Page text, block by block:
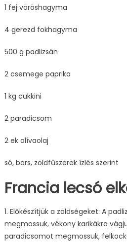
1 fej vöröshagyma
4 gerezd fokhagyma
500 g padlizsán
2 csemege paprika
1 kg cukkini
2 paradicsom
2 ek olívaolaj
só, bors, zöldfűszerek ízlés szerint
Francia lecsó
1. Előkészítjük a zöldségeket: A
megmossuk, vékony karikákra
paradicsomot megmossuk,